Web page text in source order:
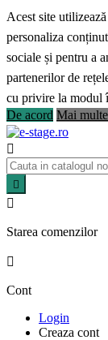
Acest site
personaliza
sociale și pentru a
partenerilor de
cu privire la modul
De acord Mai



Starea comenzilor

Cont
Login
Creaza cont